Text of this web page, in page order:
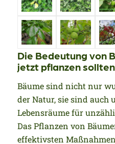
Die Bedeutung von
jetzt pflanzen sollten
Bäume sind nicht nur
der Natur, sie sind auch
Lebensräume für
Das Pflanzen von
effektivsten